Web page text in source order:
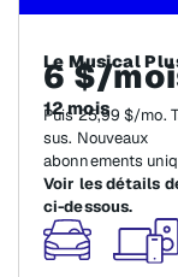
Le Musical
6 $/
12 mois
Puis 25,99 $/mo.
sus. Nouveaux
abonnements
Voir les détails
ci-dessous.